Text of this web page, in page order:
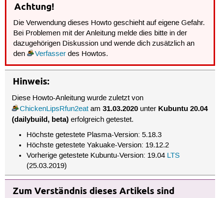
Achtung!
Die Verwendung dieses Howto geschieht auf eigene Gefahr.
Bei Problemen mit der Anleitung melde dies bitte in der
dazugehörigen Diskussion und wende dich zusätzlich an
den
Verfasser des Howtos.
Hinweis:
Diese Howto-Anleitung wurde zuletzt von
ChickenLipsRfun2eat am31.03.2020 unter Kubuntu 20.04
(dailybuild, beta) erfolgreich getestet.
Höchste getestete Plasma-Version: 5.18.3
Höchste getestete Yakuake-Version: 19.12.2
Vorherige getestete Kubuntu-Version: 19.04 LTS
(25.03.2019)
Zum Verständnis dieses Artikels sind